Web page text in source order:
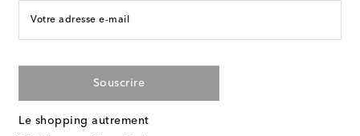
Votre adresse e-mail
Souscrire
Le shopping autrement